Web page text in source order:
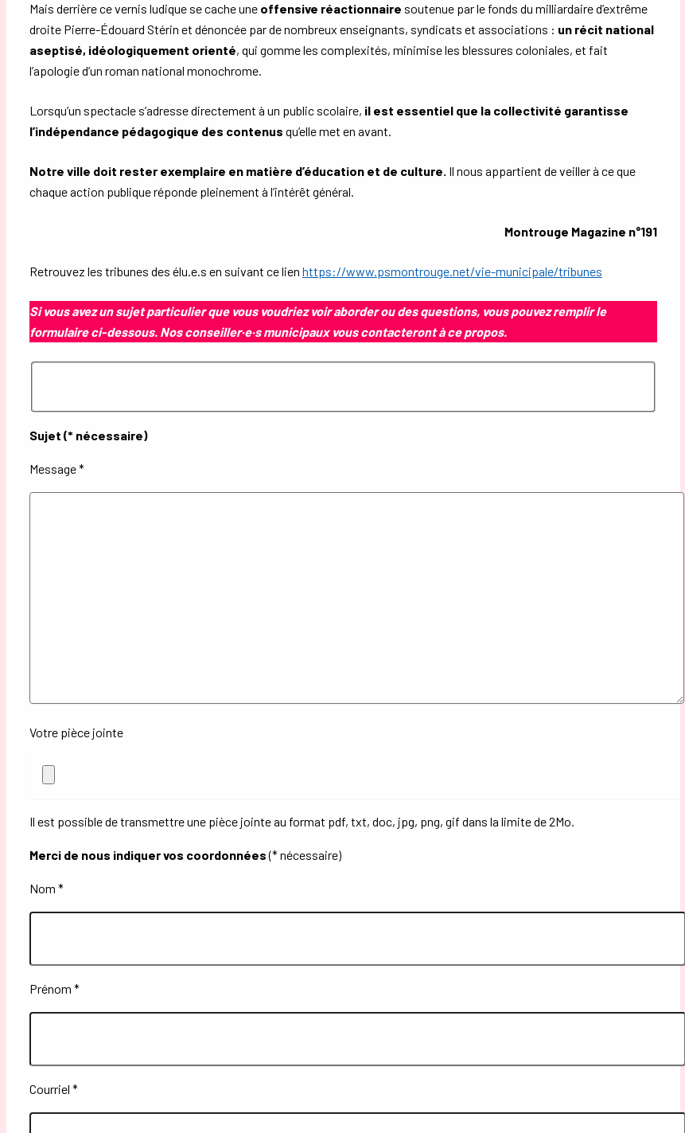
Mais derrière ce vernis ludique se cache une offensive réactionnaire soutenue par le fonds du milliardaire d’extrême
droite Pierre-Édouard Stérin et dénoncée par de nombreux enseignants, syndicats et associations : un récit national
aseptisé, idéologiquement orienté, qui gomme les complexités, minimise les blessures coloniales, et fait
l’apologie d’un roman national monochrome.
Lorsqu’un spectacle s’adresse directement à un public scolaire, il est essentiel que la collectivité garantisse
l’indépendance pédagogique des contenus qu’elle met en avant.
Notre ville doit rester exemplaire en matière d’éducation et de culture. Il nous appartient de veiller à ce que
chaque action publique réponde pleinement à l’intérêt général.
Montrouge Magazine n°191
Retrouvez les tribunes des élu.e.s en suivant ce lien https://www.psmontrouge.net/vie-municipale/tribunes
Si vous avez un sujet particulier que vous voudriez voir aborder ou des questions, vous pouvez remplir le
formulaire ci-dessous. Nos conseiller·e·s municipaux vous contacteront à ce propos.
Sujet (* nécessaire)
Message *
Votre pièce jointe
Il est possible de transmettre une pièce jointe au format pdf, txt, doc, jpg, png, gif dans la limite de 2Mo.
Merci de nous indiquer vos coordonnées(* nécessaire)
Nom *
Prénom *
Courriel *